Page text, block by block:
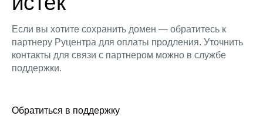
Если вы хотите сохранить домен — обратитесь к
партнеру Руцентра для оплаты продления. Уточнить
контакты для связи с партнером можно в службе
поддержки.
Обратиться в поддержку